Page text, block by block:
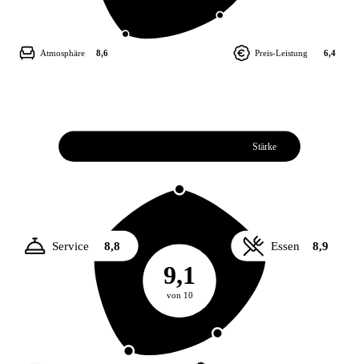
Preis-Leistung 6,4
Atmosphäre 8,6
9,1
von 10
Stärke
Essen 8,9
Service 8,8